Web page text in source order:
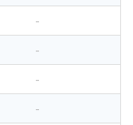
-
-
-
-